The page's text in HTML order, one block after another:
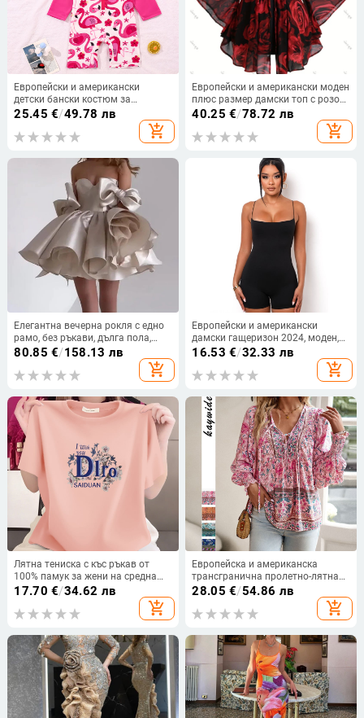
Европейски и американски
детски бански костюм за
момичета с разделен дълъг
ръкав, бански с анимационни
герои, детски бански с горещ
плувна шапка
25.45 €/49.78 лв
add_shopping_cart
Европейски и американски моден
плюс размер дамски топ с розов
принт и шнур, неправилен ръкав
прилеп, средна дължина за жени,
за да изглеждат стройни
40.25 €/78.72 лв
add_shopping_cart
Елегантна вечерна рокля с едно
рамо, без ръкави, дълга пола,
вискозен плат 70–80%,
80.85 €/158.13 лв
add_shopping_cart
Европейски и американски
дамски гащеризон 2024, моден,
външнотърговски, секси, с
прилепнала кройка, с презрамка
и гръб, черни, без ръкави,
16.53 €/32.33 лв
add_shopping_cart
Лятна тениска с къс ръкав от
100% памук за жени на средна
възраст, свободна кройка, кръгло
деколте, прикрива корема, стилен
и подходящ за ежедневието
17.70 €/34.62 лв
add_shopping_cart
Европейска и американска
трансгранична пролетно-лятна
2025 нова бохемска
ваканционна риза с дълъг ръкав
и V-образно деколте с връзки за
28.05 €/54.86 лв
add_shopping_cart